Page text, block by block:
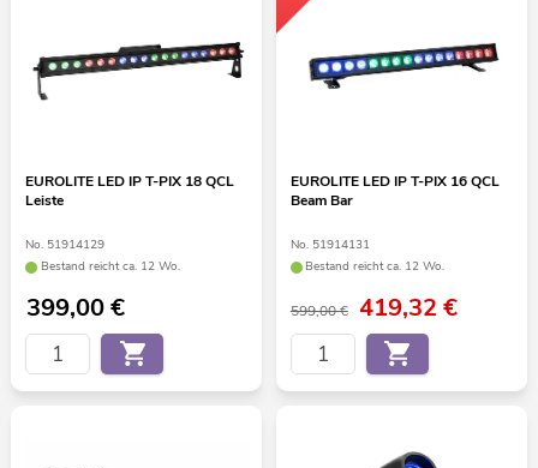
EUROLITE LED IP T-PIX 18 QCL
Leiste
No. 51914129
Bestand reicht ca. 12 Wo.
399,00€
EUROLITE LED IP T-PIX 16 QCL
Beam Bar
No. 51914131
Bestand reicht ca. 12 Wo.
599,00 € 419,32 €